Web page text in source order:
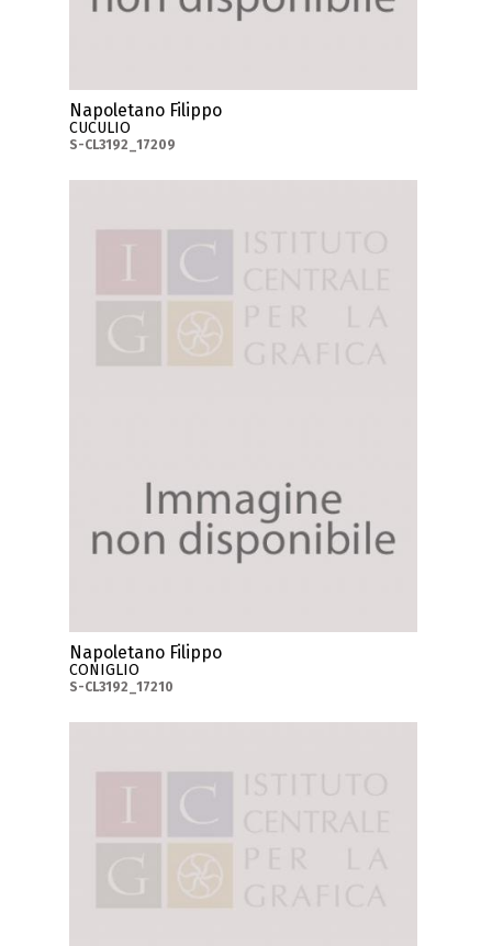
Napoletano Filippo
CUCULIO
S-CL3192_17209
Napoletano Filippo
CONIGLIO
S-CL3192_17210